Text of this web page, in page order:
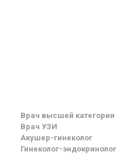
Врач высшей категории
Врач УЗИ
Акушер-гинеколог
Гинеколог-эндокринолог